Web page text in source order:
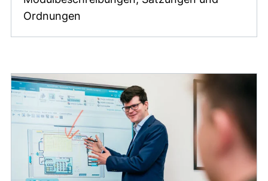
Ordnungen